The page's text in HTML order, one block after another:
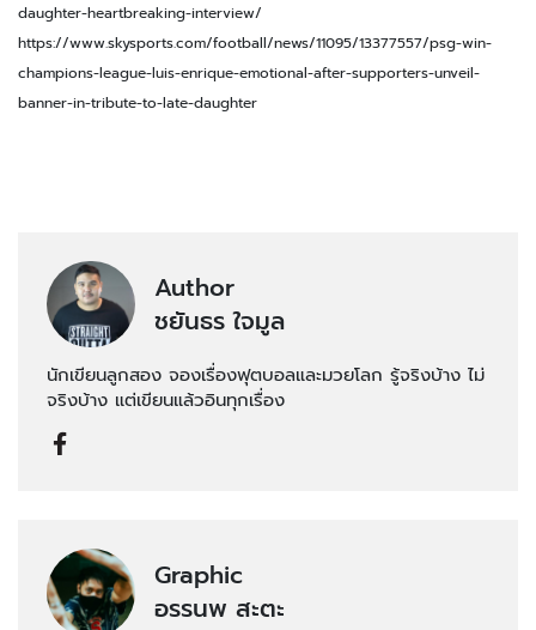
daughter-heartbreaking-interview/
https://www.skysports.com/football/news/11095/13377557/psg-win-
champions-league-luis-enrique-emotional-after-supporters-unveil-
banner-in-tribute-to-late-daughter
Author
ชยันธร ใจมูล
นักเขียนลูกสอง จองเรื่องฟุตบอลและมวยโลก รู้จริงบ้าง ไม่
จริงบ้าง แต่เขียนแล้วอินทุกเรื่อง
Graphic
อรรนพ สะตะ